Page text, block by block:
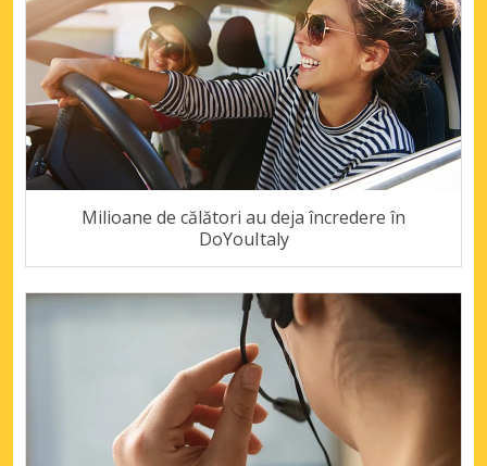
Milioane de călători au deja încredere în
DoYouItaly